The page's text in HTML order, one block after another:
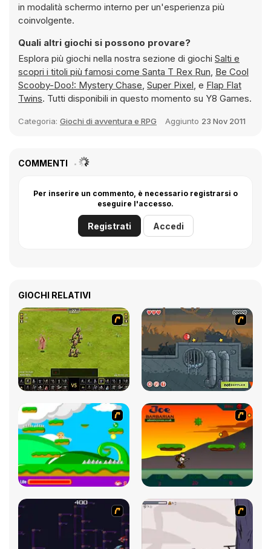
in modalità schermo interno per un'esperienza più
coinvolgente.
Quali altri giochi si possono provare?
Esplora più giochi nella nostra sezione di giochi Salti e
scopri i titoli più famosi come Santa T Rex Run, Be Cool
Scooby-Doo!: Mystery Chase, Super Pixel, e Flap Flat
Twins. Tutti disponibili in questo momento su Y8 Games.
Categoria: Giochi di avventura e RPG Aggiunto 23 Nov 2011
COMMENTI
Per inserire un commento, è necessario registrarsi o
eseguire l'accesso.
Registrati Accedi
GIOCHI RELATIVI